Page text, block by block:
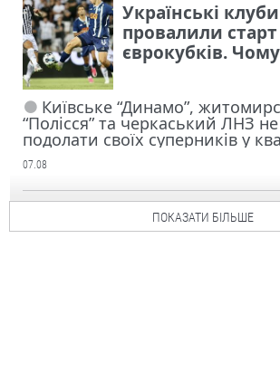
Українські клуби
провалили старт
єврокубків.
Київське “Динамо”,
“Полісся” та черкаський ЛНЗ
подолати своїх суперників у
07.08
ПОКАЗАТИ БІЛЬШЕ